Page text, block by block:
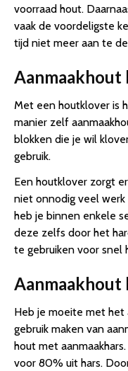
voorraad hout.
vaak de voordeligste
tijd niet meer aan te
Aanmaakhout
Met een houtklover is
manier zelf
blokken die je wil
gebruik.
Een houtklover zorgt
niet onnodig veel
heb je binnen enkele
deze zelfs door het
te gebruiken voor snel
Aanmaakhout
Heb je moeite met het
gebruik maken van
hout met
voor 80% uit hars.